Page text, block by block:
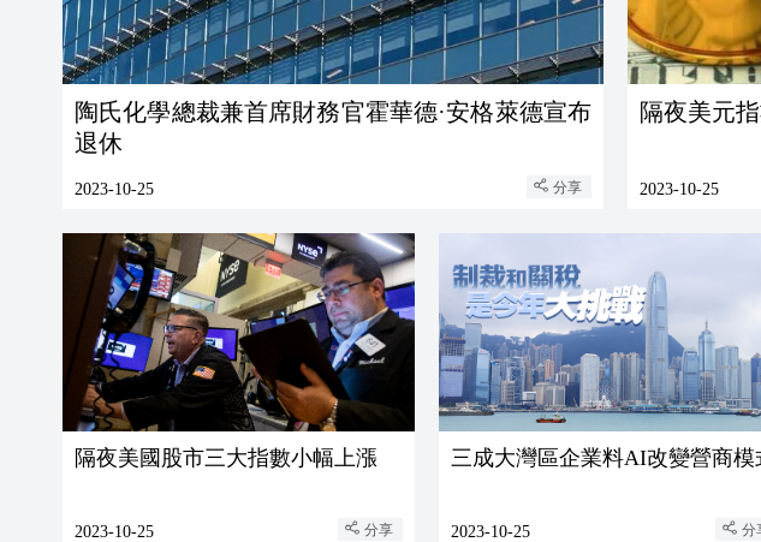
陶氏化學總裁兼首席財務官霍華德·安格萊德宣布
退休
2023-10-25 分享
隔夜美元
2023-10-25
隔夜美國股市三大指數小幅上漲
2023-10-25 分享
三成大灣區企業料AI改變營商模
2023-10-25 分